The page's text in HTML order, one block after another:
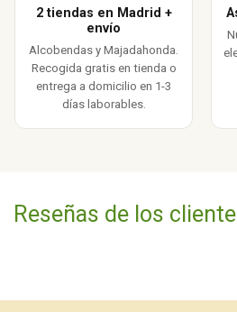
2 tiendas en Madrid +
envío
Alcobendas y Majadahonda.
Recogida gratis en tienda o
entrega a domicilio en 1-3
días laborables.
Reseñas de los